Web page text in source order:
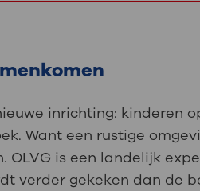
inrichting: kinderen
Want een rustige
OLVG is een landelijk
verder gekeken dan de